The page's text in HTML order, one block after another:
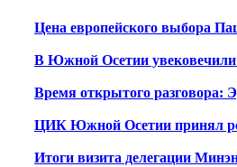
Цена европейского выбора
В Южной Осетии
Время открытого разговора:
ЦИК Южной Осетии принял
Итоги визита делегации